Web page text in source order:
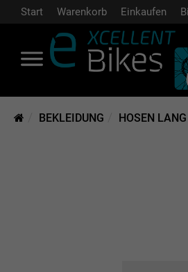
Start Warenkorb Einkaufen
BEKLEIDUNG HOSEN LANG